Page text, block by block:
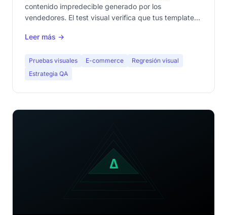
contenido impredecible generado por los
vendedores. El test visual verifica que tus templates
Guía completa para equipos QA de e-commerce.
Leer más →
Pruebas visuales E-commerce
Regresión visual
Estrategia QA